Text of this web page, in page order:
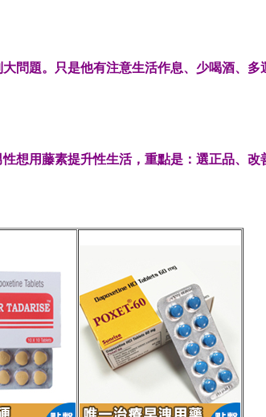
問題。只是他有注意生活作息、少喝酒、
想用藤素提升性生活，重點是： 選正品、改